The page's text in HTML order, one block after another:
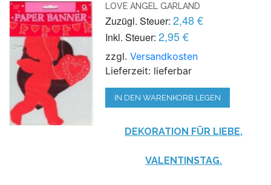
LOVE ANGEL GARLAND
Zuzügl. Steuer: 2,48 €
Inkl. Steuer: 2,95 €
zzgl.Versandkosten
Lieferzeit: lieferbar
IN DEN WARENKORB LEGEN
DEKORATION FÜR LIEBE,
VALENTINSTAG.